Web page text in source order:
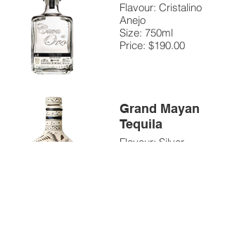
Flavour: Cristalino
Anejo
Size: 750ml
Price: $190.00
Grand Mayan
Tequila
Flavour: Silver